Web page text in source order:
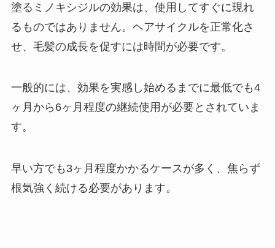
塗るミノキシジルの効果は、使用してすぐに現れ
るものではありません。ヘアサイクルを正常化さ
せ、毛髪の成長を促すには時間が必要です。
一般的には、効果を実感し始めるまでに最低でも4
ヶ月から6ヶ月程度の継続使用が必要とされていま
す。
早い方でも3ヶ月程度かかるケースが多く、焦らず
根気強く続ける必要があります。